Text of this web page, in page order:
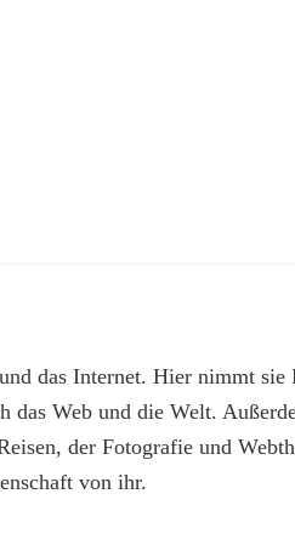
das Internet. Hier nimmt
das Web und die Welt.
der Fotografie und
von ihr.